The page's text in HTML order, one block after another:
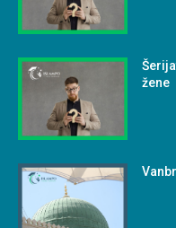
žene